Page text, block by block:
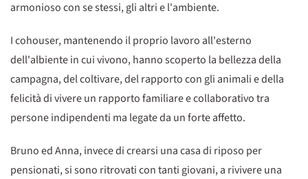
armonioso con se stessi, gli altri e l'ambiente.
I cohouser, mantenendo il proprio lavoro all'esterno
dell'albiente in cui vivono, hanno scoperto la bellezza della
campagna, del coltivare, del rapporto con gli animali e della
felicità di vivere un rapporto familiare e collaborativo tra
persone indipendenti ma legate da un forte affetto.
Bruno ed Anna, invece di crearsi una casa di riposo per
pensionati, si sono ritrovati con tanti giovani, a rivivere una